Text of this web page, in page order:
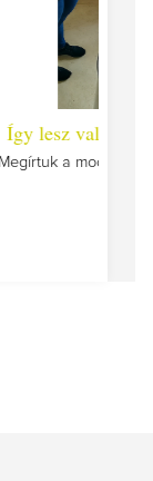
borász #25
lázasan készülünk